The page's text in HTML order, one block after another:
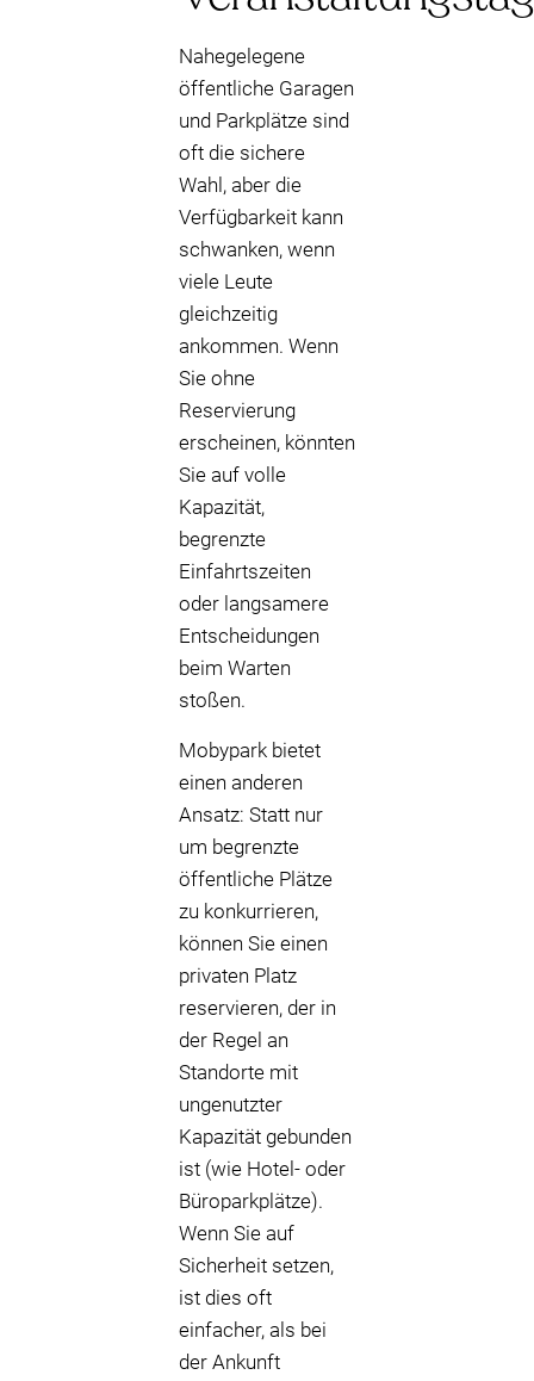
Nahegelegene
öffentliche Garagen
und Parkplätze sind
oft die sichere
Wahl, aber die
Verfügbarkeit kann
schwanken, wenn
viele Leute
gleichzeitig
ankommen. Wenn
Sie ohne
Reservierung
erscheinen, könnten
Sie auf volle
Kapazität,
begrenzte
Einfahrtszeiten
oder langsamere
Entscheidungen
beim Warten
stoßen.
Mobypark bietet
einen anderen
Ansatz: Statt nur
um begrenzte
öffentliche Plätze
zu konkurrieren,
können Sie einen
privaten Platz
reservieren, der in
der Regel an
Standorte mit
ungenutzter
Kapazität gebunden
ist (wie Hotel- oder
Büroparkplätze).
Wenn Sie auf
Sicherheit setzen,
ist dies oft
einfacher, als bei
der Ankunft